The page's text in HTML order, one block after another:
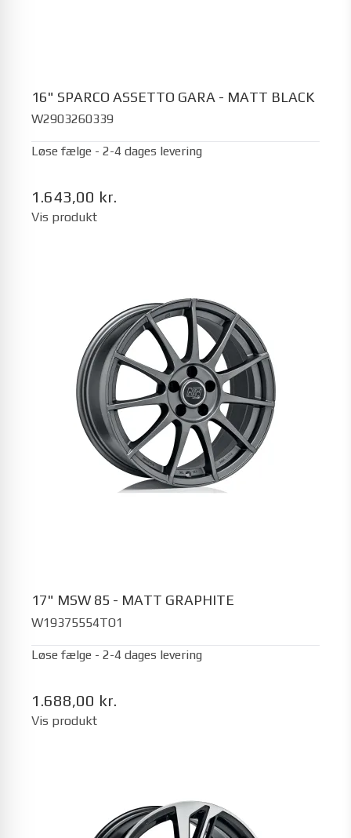
16" SPARCO ASSETTO GARA - MATT BLACK
W2903260339
Løse fælge - 2-4 dages levering
1.643,00 kr.
Vis produkt
17" MSW 85 - MATT GRAPHITE
W19375554TO1
Løse fælge - 2-4 dages levering
1.688,00 kr.
Vis produkt